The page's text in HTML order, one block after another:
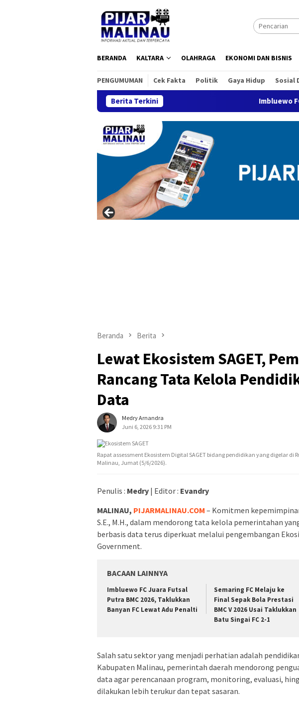
BERANDA KALTARA OLAHRAGA EKONOMI DAN BISNIS
PENGUMUMAN Cek Fakta Politik Gaya Hidup Sosial
Berita Terkini Imbluewo FC Juara
Beranda Berita
Lewat Ekosistem SAGET,
Rancang Tata Kelola
Data
Medry Arnandra
Juni 6, 2026 9:31 PM
Rapat assessment Ekosistem Digital SAGET bidang pendidikan yang digelar di
Malinau, Jumat (5/6/2026).
Penulis : Medry | Editor : Evandry
MALINAU, PIJARMALINAU.COM – Komitmen
S.E., M.H., dalam mendorong tata kelola pemerintahan
berbasis data terus diperkuat melalui pengembangan
Government.
BACAAN LAINNYA
Imbluewo FC Juara Futsal
Putra BMC 2026, Taklukkan
Banyan FC Lewat Adu Penalti
Semaring FC Melaju ke
Final Sepak Bola Prestasi
BMC V 2026 Usai Taklukkan
Batu Singai FC 2-1
Salah satu sektor yang menjadi perhatian adalah
Kabupaten Malinau, pemerintah daerah mendorong
data agar perencanaan program, monitoring, evaluasi,
dilakukan lebih terukur dan tepat sasaran.